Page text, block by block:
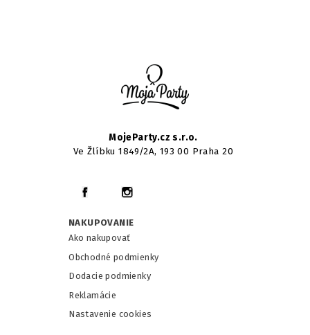
MojeParty.cz s.r.o.
Ve Žlíbku 1849/2A, 193 00 Praha 20
NAKUPOVANIE
Ako nakupovať
Obchodné podmienky
Dodacie podmienky
Reklamácie
Nastavenie cookies